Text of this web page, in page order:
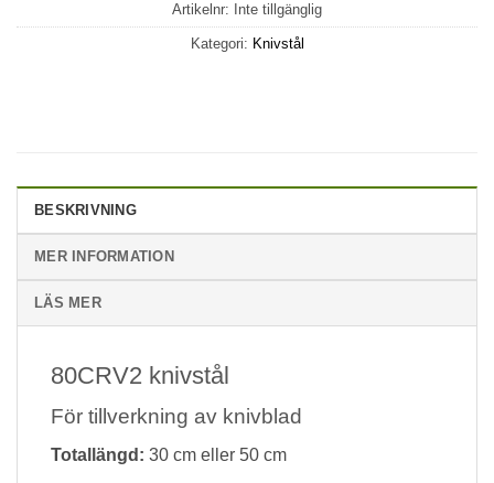
Artikelnr: Inte tillgänglig
Kategori: Knivstål
BESKRIVNING
MER INFORMATION
LÄS MER
80CRV2 knivstål
För tillverkning av knivblad
Totallängd: 30 cm eller 50 cm